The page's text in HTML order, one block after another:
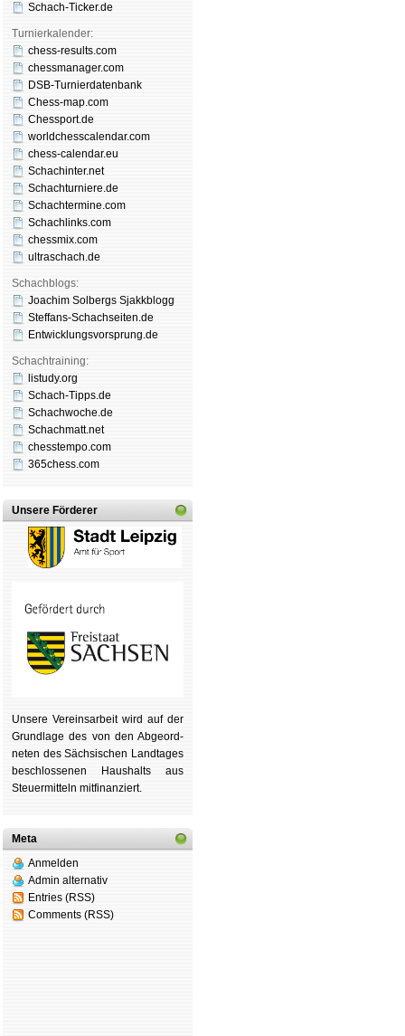
Schach-Ticker.de
Turnierkalender:
chess-results.com
chessmanager.com
DSB-Turnierdatenbank
Chess-map.com
Chessport.de
worldchesscalendar.com
chess-calendar.eu
Schachinter.net
Schachturniere.de
Schachtermine.com
Schachlinks.com
chessmix.com
ultraschach.de
Schachblogs:
Joachim Solbergs Sjakkblogg
Steffans-Schachseiten.de
Entwicklungsvorsprung.de
Schachtraining:
listudy.org
Schach-Tipps.de
Schachwoche.de
Schachmatt.net
chesstempo.com
365chess.com
Unsere Förderer
Unsere Ver­eins­ar­beit wird auf der
Grund­lage des von den Ab­ge­ord­
ne­ten des Säch­si­schen Land­tages
be­schlos­se­nen Haus­halts aus
Steu­er­mitteln mit­fi­nan­ziert.
Meta
Anmelden
Admin alternativ
Entries (RSS)
Comments (RSS)